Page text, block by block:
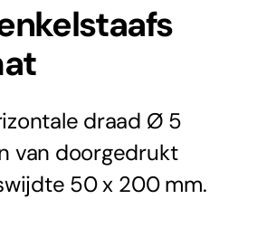
draad Ø 5
van doorgedrukt
50 x 200 mm.